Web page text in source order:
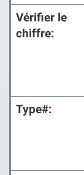
Vérifier le
chiffre:
Type#: